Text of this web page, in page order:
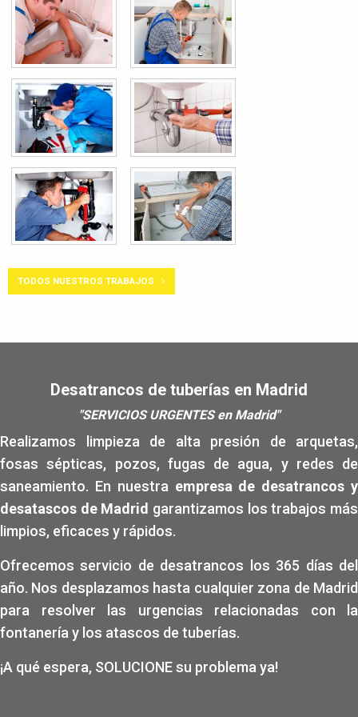
TODOS NUESTROS TRABAJOS
Desatrancos de tuberías en Madrid
"SERVICIOS URGENTES en Madrid"
Realizamos limpieza de alta presión de arquetas,
fosas sépticas, pozos, fugas de agua, y redes de
saneamiento. En nuestra empresa de desatrancos y
desatascos de Madrid garantizamos los trabajos más
limpios, eficaces y rápidos.
Ofrecemos servicio de desatrancos los 365 días del
año. Nos desplazamos hasta cualquier zona de Madrid
para resolver las urgencias relacionadas con la
fontanería y los atascos de tuberías.
¡A qué espera, SOLUCIONE su problema ya!